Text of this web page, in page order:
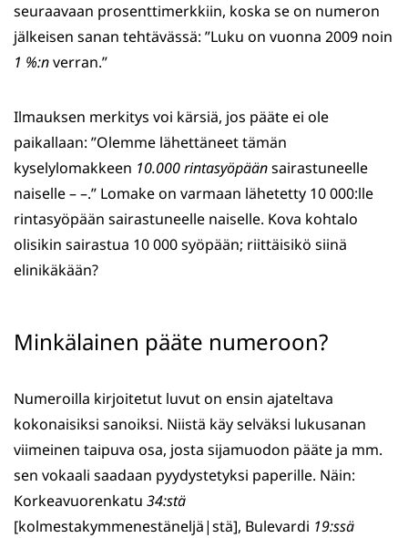
seuraavaan prosenttimerkkiin, koska se on numeron
jälkeisen sanan tehtävässä: ”Luku on vuonna 2009 noin
1 %:nverran.”
Ilmauksen merkitys voi kärsiä, jos pääte ei ole
paikallaan: ”Olemme lähettäneet tämän
kyselylomakkeen 10.000 rintasyöpäänsairastuneelle
naiselle – –.” Lomake on varmaan lähetetty 10 000:lle
rintasyöpään sairastuneelle naiselle. Kova kohtalo
olisikin sairastua 10 000 syöpään; riittäisikö siinä
elinikäkään?
Minkälainen pääte numeroon?
Numeroilla kirjoitetut luvut on ensin ajateltava
kokonaisiksi sanoiksi. Niistä käy selväksi lukusanan
viimeinen taipuva osa, josta sijamuodon pääte ja mm.
sen vokaali saadaan pyydystetyksi paperille. Näin:
Korkeavuorenkatu 34:stä
[kolmestakymmenestäneljä|stä], Bulevardi 19:ssä